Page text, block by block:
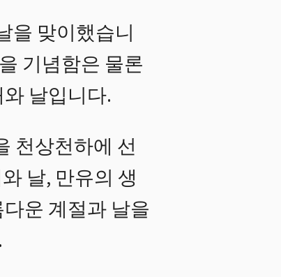
을 맞이했습니
기념함은 물론
날입니다.
천상천하에 선
날, 만유의 생
운 계절과 날을